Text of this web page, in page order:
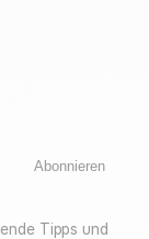
Abonnieren
Tipps und